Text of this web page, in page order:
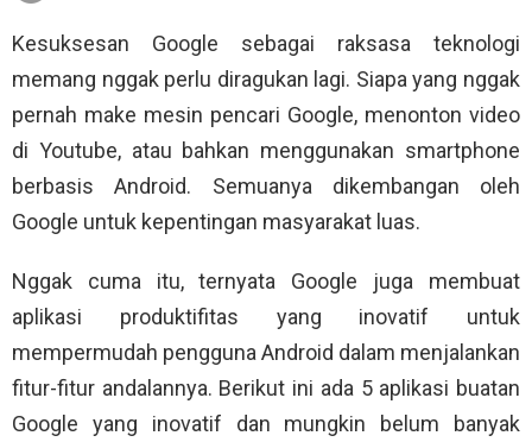
Kesuksesan Google sebagai raksasa teknologi
memang nggak perlu diragukan lagi. Siapa yang nggak
pernah make mesin pencari Google, menonton video
di Youtube, atau bahkan menggunakan smartphone
berbasis Android. Semuanya dikembangan oleh
Google untuk kepentingan masyarakat luas.
Nggak cuma itu, ternyata Google juga membuat
aplikasi produktifitas yang inovatif untuk
mempermudah pengguna Android dalam menjalankan
fitur-fitur andalannya. Berikut ini ada 5 aplikasi buatan
Google yang inovatif dan mungkin belum banyak